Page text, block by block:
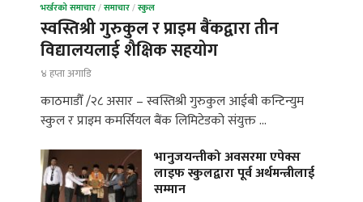
भर्खरको समाचार/समाचार/स्कुल
स्वस्तिश्री गुरुकुल र प्राइम बैंकद्वारा तीन
विद्यालयलाई शैक्षिक सहयोग
४ हप्ता अगाडि
काठमाडौँ /२८ असार – स्वस्तिश्री गुरुकुल आईबी कन्टिन्युम
स्कुल र प्राइम कमर्सियल बैंक लिमिटेडको संयुक्त …
भानुजयन्तीको अवसरमा एपेक्स
लाइफ स्कुलद्वारा पूर्व अर्थमन्त्रीलाई
सम्मान